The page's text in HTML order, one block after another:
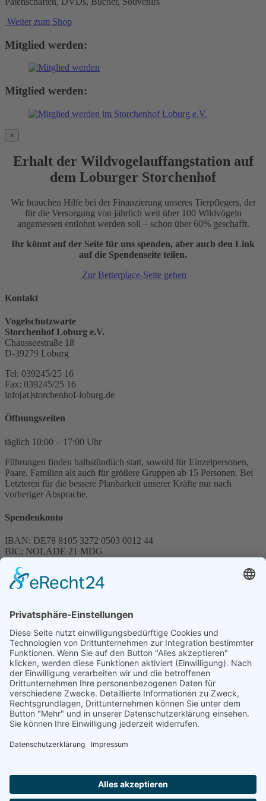
Weiter zum Shop
Mitglied werden:
Mitglied werden:
×
Erhalt der Wildvogelauffangstation auf
dem Loburger Storchenhof
Wir brauchen Hilfe bei der Finanzierung unseres Tierpflegers, der
für die Versorgung von jährlich weit über 100 Wildvögeln
angemessen entlohnt werden soll – schon über 60% geschafft.
Ihr könnt auf der Seite für uns spenden, aber auch den Link
auf die Spendenseite teilen.
Zur Betterplace-Seite gehen
Kontakt
Vogelschutzwarte
Storchenhof Loburg e.V.
Chausseestraße 18
D-39279 Loburg
Tel: 039245/25 16
Fax: 039245/25 16
info[at]storchenhof-loburg.de
Öffnungszeiten
täglich 10:00 – 17:00 Uhr
Führungen finden halbstündlich statt, sowohl für Einzelpersonen,
Paare, Familien als auch für größere Gruppen ab 15 Personen. Bei
Letzteren für die bessere Planbarkeit unserer Kräfte nur nach
vorheriger Absprache.
Spendenkonto
IBAN: DE78 8105 3272 0503 0012 44
BIC: NOLADE 21 MDG
Spenden können steuerlich abgesetzt werden
Förderung
© 1987 – 2025
Storchenhof Loburg e.V.
Alle Rechte vorbehalten.
Cookie-Einstellungen
Navigation überspringen
Impressum
Haftungsausschluss
Facebook